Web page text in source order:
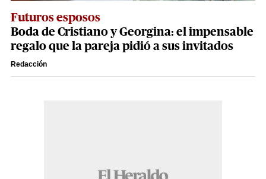
Futuros esposos
Boda de Cristiano y Georgina: el impensable
regalo que la pareja pidió a sus invitados
Redacción